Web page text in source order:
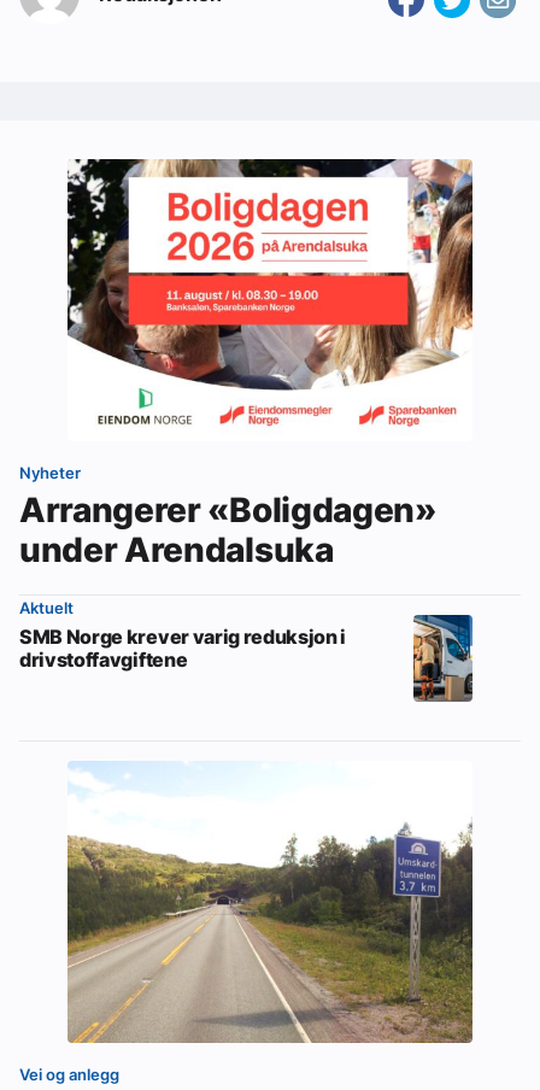
Nyheter
Arrangerer «Boligdagen»
under Arendalsuka
Aktuelt
SMB Norge krever varig reduksjon i
drivstoffavgiftene
Vei og anlegg